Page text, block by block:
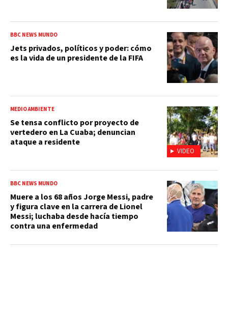
BBC NEWS MUNDO
Jets privados, políticos y poder: cómo
es la vida de un presidente de la FIFA
VIDEO
MEDIO AMBIENTE
Se tensa conflicto por proyecto de
vertedero en La Cuaba; denuncian
ataque a residente
BBC NEWS MUNDO
Muere a los 68 años Jorge Messi, padre
y figura clave en la carrera de Lionel
Messi; luchaba desde hacía tiempo
contra una enfermedad